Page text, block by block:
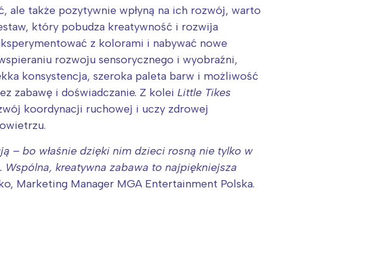
także pozytywnie wpłyną na ich rozwój, warto
który pobudza kreatywność i rozwija
z kolorami i nabywać nowe
rozwoju sensorycznego i wyobraźni,
konsystencja, szeroka paleta barw i możliwość
zabawę i doświadczanie. Z kolei Little Tikes
koordynacji ruchowej i uczy zdrowej
– bo właśnie dzięki nim dzieci rosną nie tylko w
kreatywna zabawa to najpiękniejsza
Marketing Manager MGA Entertainment Polska.